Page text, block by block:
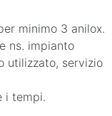
minimo 3 anilox.
ns. impianto
utilizzato, servizio
i tempi.